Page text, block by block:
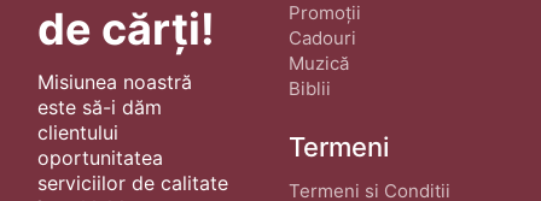
de cărți!
Misiunea noastră
este să-i dăm
clientului
oportunitatea
serviciilor de calitate
Promoții
Cadouri
Muzică
Biblii
Termeni
Termeni si Conditii